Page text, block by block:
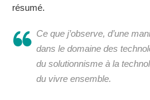
résumé.
Ce que j’observe, d’une
dans le domaine des
du solutionnisme à la
du vivre ensemble.